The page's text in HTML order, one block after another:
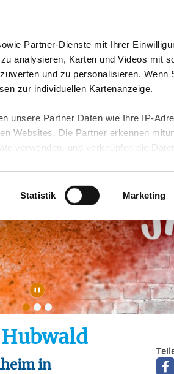
Partner-Dienste mit Ihrer
analysieren, Karten und Videos mit
und zu personalisieren. Wenn
zur individuellen Kartenanzeige.
unsere Partner Daten wie Ihre IP-
Websites. Die Partner erkennen
verwenden, und verknüpfen die Daten
Datenschutzniveau
und in unsererCookie-
Zwecke aktiviert sind, müssen Sie
Buttons über Ihre Einwilligung für
für die Zukunft widerrufen. Bitte
Cookies, die erforderlich zur
Website-Funktionen sind. Diese
von einer Einwilligung.
Statistik Marketing
Ausland In
Automatische
in